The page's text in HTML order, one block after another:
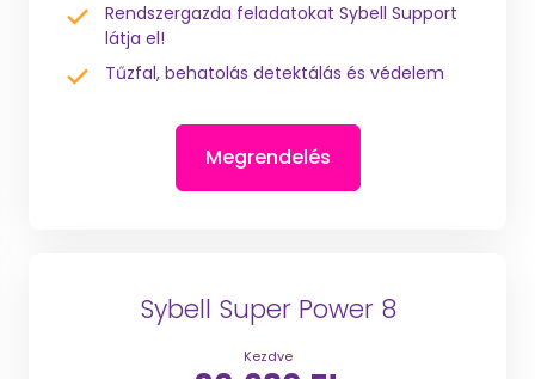
Rendszergazda feladatokat Sybell Support
látja el!
Tűzfal, behatolás detektálás és védelem
Megrendelés
Sybell Super Power 8
Kezdve